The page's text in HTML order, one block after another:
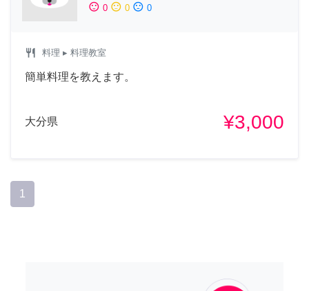
sentiment_satisfied 0 sentiment_neutral 0 sentiment_dissatisfied 0
restaurant 料理 ▸ 料理教室
簡単料理を教えます。
大分県 ¥3,000
1